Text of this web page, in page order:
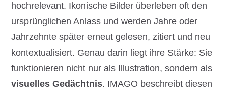
hochrelevant. Ikonische Bilder überleben oft den
ursprünglichen Anlass und werden Jahre oder
Jahrzehnte später erneut gelesen, zitiert und neu
kontextualisiert. Genau darin liegt ihre Stärke: Sie
funktionieren nicht nur als Illustration, sondern als
visuelles Gedächtnis. IMAGO beschreibt diesen